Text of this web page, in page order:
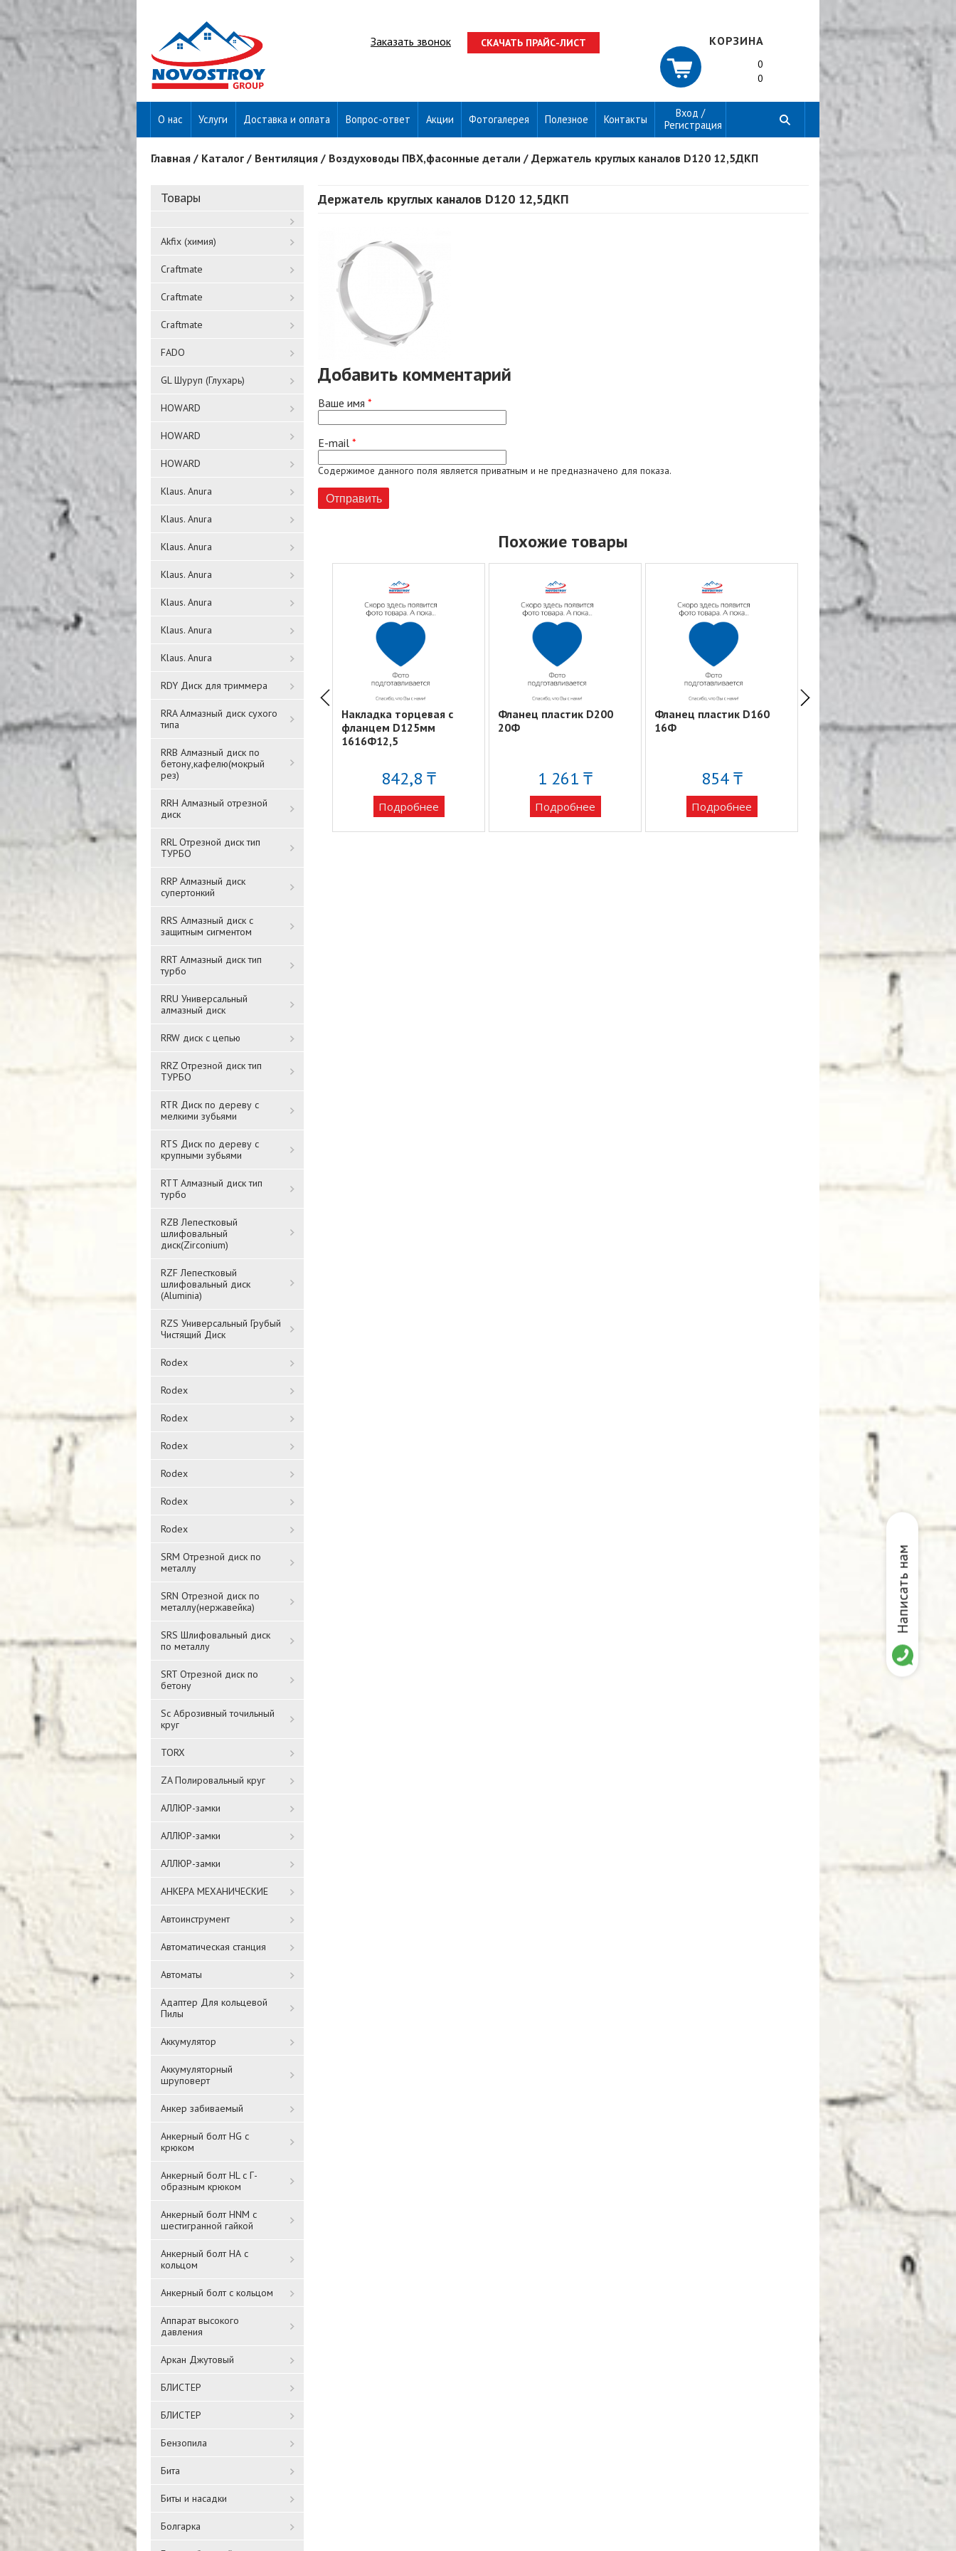
Заказать звонок СКАЧАТЬ ПРАЙС-ЛИСТ КОРЗИНА
0
0
О нас Услуги Доставка и оплата Вопрос-ответ Акции Фотогалерея Полезное Контакты
Вход /
Регистрация
Вы здесь
Главная / Каталог / Вентиляция / Воздуховоды ПВХ,фасонные детали / Держатель круглых каналов D120 12,5ДКП
Товары
Akfix (химия)
Craftmate
Craftmate
Craftmate
FADO
GL Шуруп (Глухарь)
HOWARD
HOWARD
HOWARD
Klaus. Anura
Klaus. Anura
Klaus. Anura
Klaus. Anura
Klaus. Anura
Klaus. Anura
Klaus. Anura
RDY Диск для триммера
RRA Алмазный диск сухого
типа
RRB Алмазный диск по
бетону,кафелю(мокрый
рез)
RRH Алмазный отрезной
диск
RRL Отрезной диск тип
ТУРБО
RRP Алмазный диск
супертонкий
RRS Алмазный диск с
защитным сигментом
RRT Алмазный диск тип
турбо
RRU Универсальный
алмазный диск
RRW диск с цепью
RRZ Отрезной диск тип
ТУРБО
RTR Диск по дереву с
мелкими зубьями
RTS Диск по дереву с
крупными зубьями
RTT Алмазный диск тип
турбо
RZB Лепестковый
шлифовальный
диск(Zirconium)
RZF Лепестковый
шлифовальный диск
(Aluminia)
RZS Универсальный Грубый
Чистящий Диск
Rodex
Rodex
Rodex
Rodex
Rodex
Rodex
Rodex
SRM Отрезной диск по
металлу
SRN Отрезной диск по
металлу(нержавейка)
SRS Шлифовальный диск
по металлу
SRT Отрезной диск по
бетону
Sc Аброзивный точильный
круг
TORX
ZA Полировальный круг
АЛЛЮР-замки
АЛЛЮР-замки
АЛЛЮР-замки
АНКЕРА МЕХАНИЧЕСКИЕ
Автоинструмент
Автоматическая станция
Автоматы
Адаптер Для кольцевой
Пилы
Аккумулятор
Аккумуляторный
шруповерт
Анкер забиваемый
Анкерный болт HG с
крюком
Анкерный болт HL с Г-
образным крюком
Анкерный болт HNM с
шестигранной гайкой
Анкерный болт НА с
кольцом
Анкерный болт с кольцом
Аппарат высокого
давления
Аркан Джутовый
БЛИСТЕР
БЛИСТЕР
Бензопила
Бита
Биты и насадки
Болгарка
Держатель круглых каналов D120 12,5ДКП
Добавить комментарий
Ваше имя *
E-mail *
Содержимое данного поля является приватным и не предназначено для показа.
Похожие товары
Соединитель с обратным
клапаном пластик,
60х120 612СКПО
893 ₸
Воздуховод
Подробнее
Накладка торцевая с
фланцем D125мм
1616Ф12,5
842,8 ₸
Подробнее
Фланец пластик D200
20Ф
1 261 ₸
Подробнее
Фланец пластик D160
16Ф
854 ₸
Подробнее
12,5Ф
707 ₸
Подробнее
Написать нам